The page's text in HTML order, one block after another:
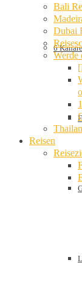
6
Bali
Dubai
Werde
Reisen